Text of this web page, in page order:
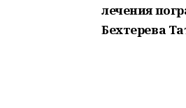
лечения
Бехтерева